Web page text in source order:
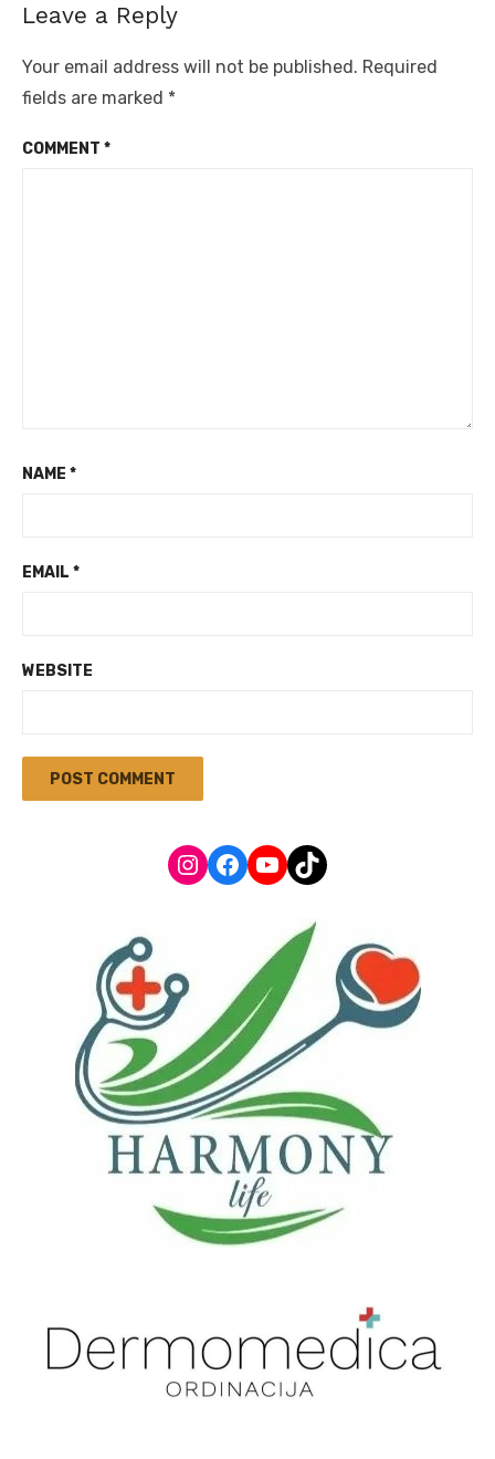
Leave a Reply
Your email address will not be published. Required
fields are marked *
COMMENT *
NAME *
EMAIL *
WEBSITE
Instagram
Facebook
YouTube
TikTok